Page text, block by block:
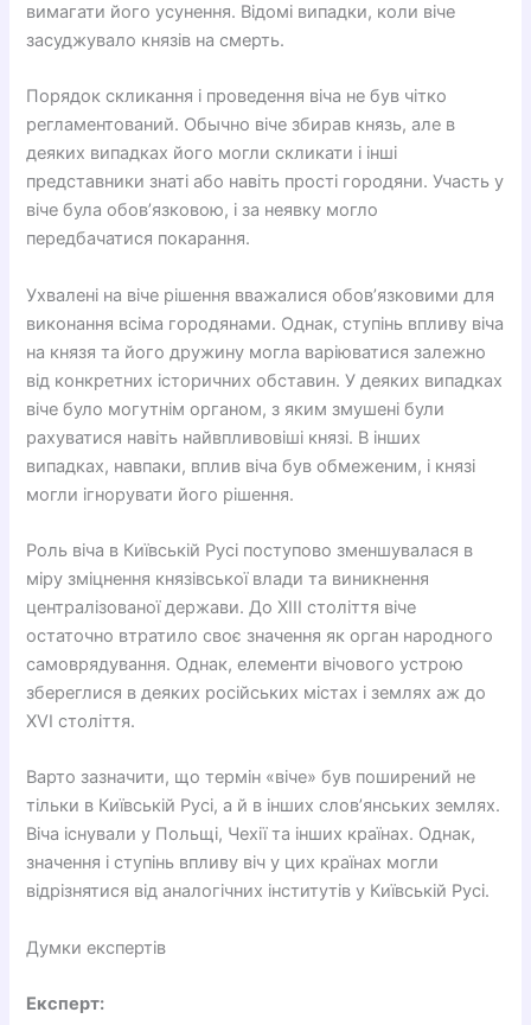
вимагати його усунення. Відомі випадки, коли віче
засуджувало князів на смерть.
Порядок скликання і проведення віча не був чітко
регламентований. Обычно віче збирав князь, але в
деяких випадках його могли скликати і інші
представники знаті або навіть прості городяни. Участь у
віче була обов’язковою, і за неявку могло
передбачатися покарання.
Ухвалені на віче рішення вважалися обов’язковими для
виконання всіма городянами. Однак, ступінь впливу віча
на князя та його дружину могла варіюватися залежно
від конкретних історичних обставин. У деяких випадках
віче було могутнім органом, з яким змушені були
рахуватися навіть найвпливовіші князі. В інших
випадках, навпаки, вплив віча був обмеженим, і князі
могли ігнорувати його рішення.
Роль віча в Київській Русі поступово зменшувалася в
міру зміцнення князівської влади та виникнення
централізованої держави. До XIII століття віче
остаточно втратило своє значення як орган народного
самоврядування. Однак, елементи вічового устрою
збереглися в деяких російських містах і землях аж до
XVI століття.
Варто зазначити, що термін «віче» був поширений не
тільки в Київській Русі, а й в інших слов’янських землях.
Віча існували у Польщі, Чехії та інших країнах. Однак,
значення і ступінь впливу віч у цих країнах могли
відрізнятися від аналогічних інститутів у Київській Русі.
Думки експертів
Експерт: